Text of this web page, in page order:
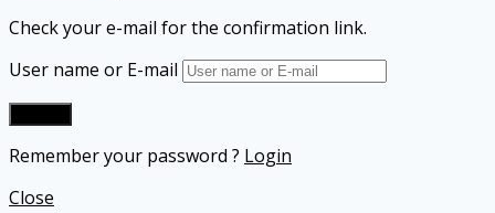
Check your e-mail for the confirmation link.
User name or E-mail
Remember your password ? Login
Close